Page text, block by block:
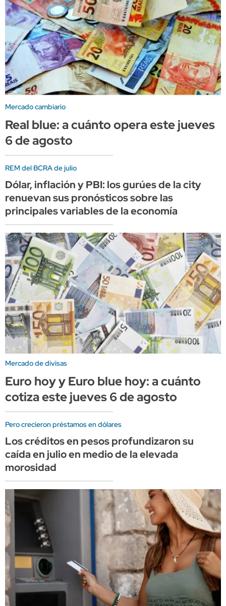
Mercado cambiario
Real blue: a cuánto opera este jueves
6 de agosto
REM del BCRA de julio
Dólar, inflación y PBI: los gurúes de la city
renuevan sus pronósticos sobre las
principales variables de la economía
Mercado de divisas
Euro hoy y Euro blue hoy: a cuánto
cotiza este jueves 6 de agosto
Pero crecieron préstamos en dólares
Los créditos en pesos profundizaron su
caída en julio en medio de la elevada
morosidad